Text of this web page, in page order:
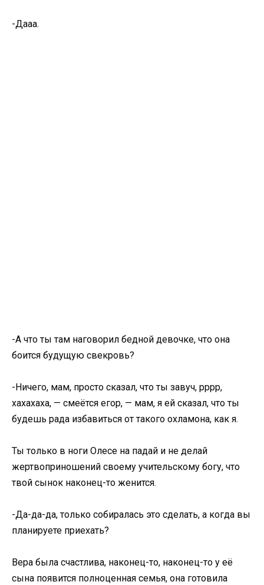
-Дааа.
-А что ты там наговорил бедной девочке, что она
боится будущую свекровь?
-Ничего, мам, просто сказал, что ты завуч, рррр,
хахахаха, — смеётся егор, — мам, я ей сказал, что ты
будешь рада избавиться от такого охламона, как я.
Ты только в ноги Олесе на падай и не делай
жертвоприношений своему учительскому богу, что
твой сынок наконец-то женится.
-Да-да-да, только собиралась это сделать, а когда вы
планируете приехать?
Вера была счастлива, наконец-то, наконец-то у её
сына появится полноценная семья, она готовила